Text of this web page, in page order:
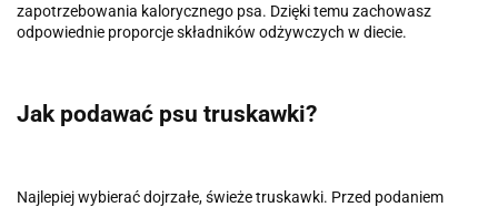
zapotrzebowania kalorycznego psa. Dzięki temu zachowasz
odpowiednie proporcje składników odżywczych w diecie.
Jak podawać psu truskawki?
Najlepiej wybierać dojrzałe, świeże truskawki. Przed podaniem